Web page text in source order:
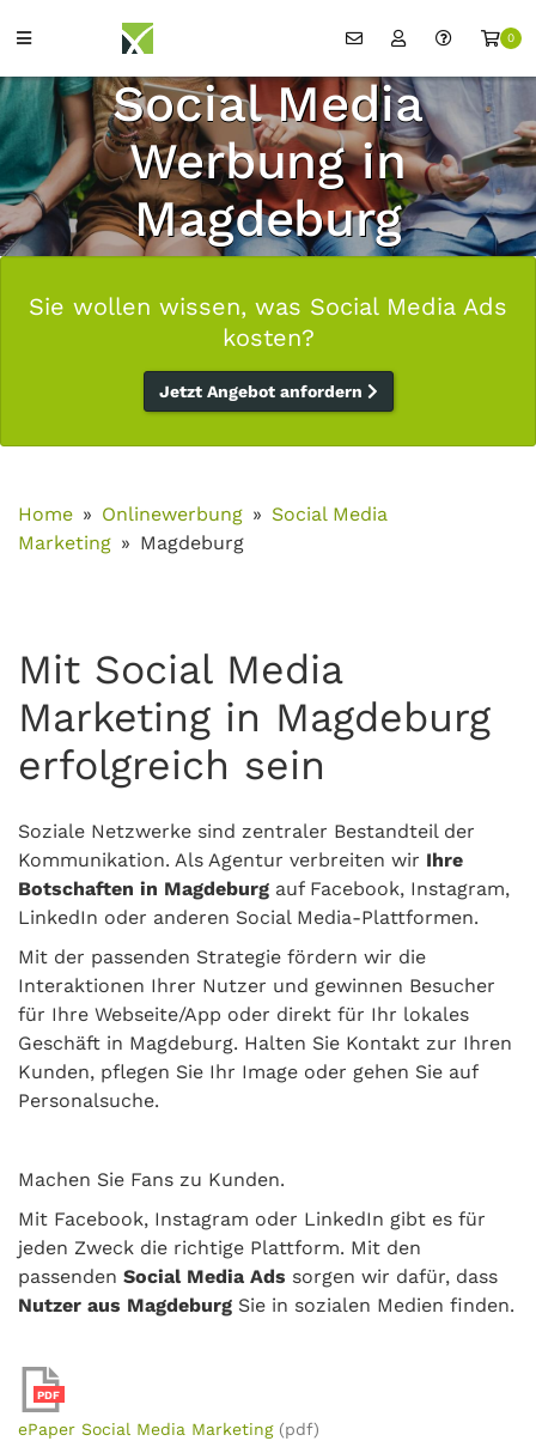
0
Social Media
Werbung in
Magdeburg
Sie wollen wissen, was Social Media Ads
kosten?
Jetzt Angebot anfordern
Home Onlinewerbung
Social Media
Marketing
Magdeburg
Mit Social Media
Marketing in Magdeburg
erfolgreich sein
Soziale Netzwerke sind zentraler Bestandteil der
Kommunikation. Als Agentur verbreiten wir Ihre
Botschaften in Magdeburg auf Facebook, Instagram,
LinkedIn oder anderen Social Media-Plattformen.
Mit der passenden Strategie fördern wir die
Interaktionen Ihrer Nutzer und gewinnen Besucher
für Ihre Webseite/App oder direkt für Ihr lokales
Geschäft in Magdeburg. Halten Sie Kontakt zur Ihren
Kunden, pflegen Sie Ihr Image oder gehen Sie auf
Personalsuche.
Machen Sie Fans zu Kunden.
Mit Facebook, Instagram oder LinkedIn gibt es für
jeden Zweck die richtige Plattform. Mit den
passenden Social Media Ads sorgen wir dafür, dass
Nutzer aus Magdeburg Sie in sozialen Medien finden.
PDF
ePaper Social Media Marketing (pdf)